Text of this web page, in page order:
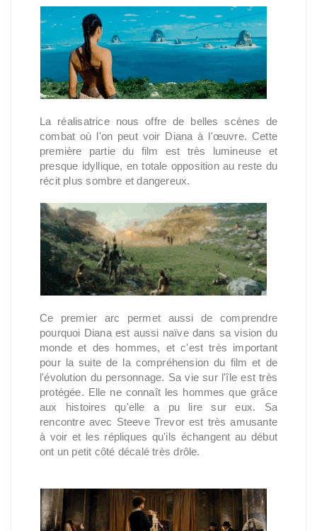
La réalisatrice nous offre de belles scènes de
combat où l'on peut voir Diana à l'œuvre. Cette
première partie du film est très lumineuse et
presque idyllique, en totale opposition au reste du
récit plus sombre et dangereux.
Ce premier arc permet aussi de comprendre
pourquoi Diana est aussi naïve dans sa vision du
monde et des hommes, et c'est très important
pour la suite de la compréhension du film et de
l'évolution du personnage. Sa vie sur l'île est très
protégée. Elle ne connaît les hommes que grâce
aux histoires qu'elle a pu lire sur eux. Sa
rencontre avec Steeve Trevor est très amusante
à voir et les répliques qu'ils échangent au début
ont un petit côté décalé très drôle.